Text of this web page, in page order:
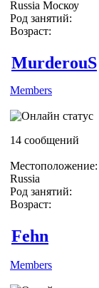
Russia Москоу
Род занятий:
Возраст:
MurderouS
Members
14 сообщений
Местоположение:
Russia
Род занятий:
Возраст:
Fehn
Members